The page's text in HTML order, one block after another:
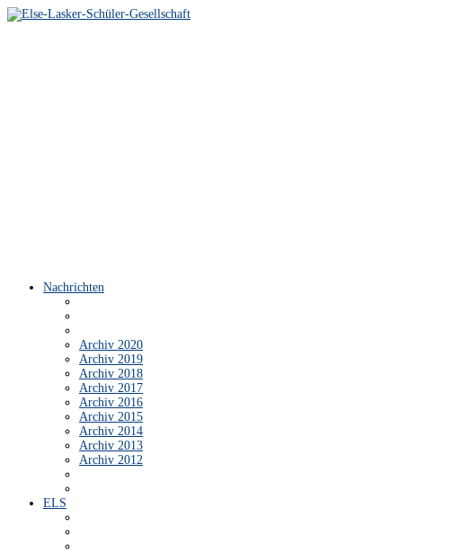
Nachrichten
Archiv 2020
Archiv 2019
Archiv 2018
Archiv 2017
Archiv 2016
Archiv 2015
Archiv 2014
Archiv 2013
Archiv 2012
ELS